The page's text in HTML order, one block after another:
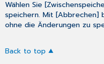
Wählen Sie
speichern. Mit [Abbrechen]
ohne die Änderungen zu
Back to top